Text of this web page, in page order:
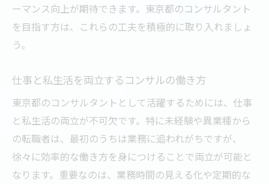
ーマンス向上が期待できます。東京都のコンサルタント
を目指す方は、これらの工夫を積極的に取り入れましょ
う。
仕事と私生活を両立するコンサルの働き方
東京都のコンサルタントとして活躍するためには、仕事
と私生活の両立が不可欠です。特に未経験や異業種から
の転職者は、最初のうちは業務に追われがちですが、
徐々に効率的な働き方を身につけることで両立が可能と
なります。重要なのは、業務時間の見える化や定期的な